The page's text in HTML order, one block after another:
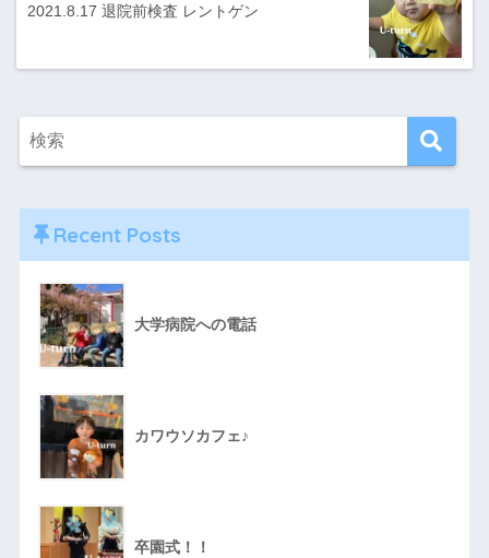
2021.8.17 退院前検査 レントゲン
Recent Posts
大学病院への電話
カワウソカフェ♪
卒園式！！